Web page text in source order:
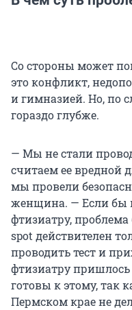
Со стороны может
это конфликт,
и гимназией. Но, по
гораздо глубже.
— Мы не стали
считаем ее вредной
мы провели
женщина. — Если бы
фтизиатру,
spot действителен
проводить тест и
фтизиатру
готовы к этому, так
Пермском крае не